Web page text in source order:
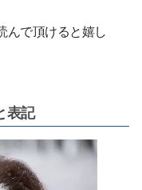
んで頂けると嬉し
表記